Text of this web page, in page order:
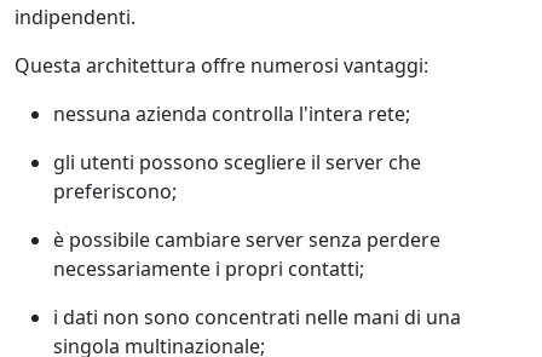
indipendenti.
Questa architettura offre numerosi vantaggi:
nessuna azienda controlla l'intera rete;
gli utenti possono scegliere il server che
preferiscono;
è possibile cambiare server senza perdere
necessariamente i propri contatti;
i dati non sono concentrati nelle mani di una
singola multinazionale;